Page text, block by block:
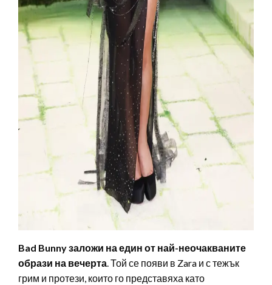
Bad Bunny заложи на един от най-неочакваните
образи на вечерта. Той се появи в Zara и с тежък
грим и протези, които го представяха като